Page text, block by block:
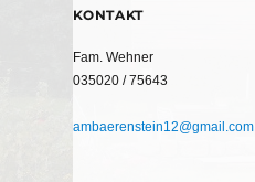
KONTAKT
Fam. Wehner
035020 / 75643
ambaerenstein12@gmail.com